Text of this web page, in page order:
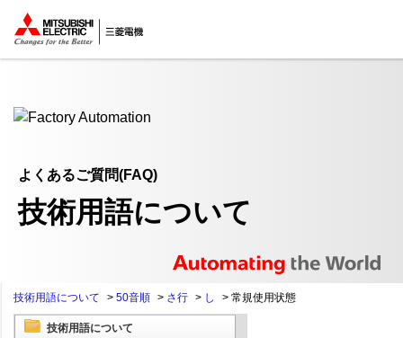
ここから本文
よくあるご質問(FAQ)
技術用語について
技術用語について > 50音順 > さ行 > し > 常規使用状態
技術用語について